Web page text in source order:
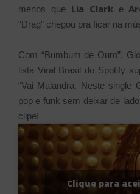
menos que Lia Clarke
“Drag” chegou pra ficar na
Com “Bumbum de Ouro”,
lista Viral Brasil do Spotify
“Vai Malandra. Neste single
pop e funk sem deixar de
clipe!
Clique para